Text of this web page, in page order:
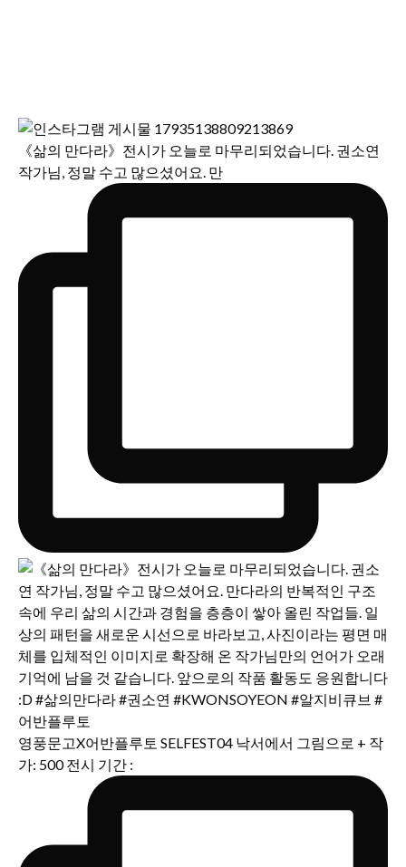
《삶의 만다라》전시가 오늘로 마무리되었습니다. 권소연
작가님, 정말 수고 많으셨어요. 만
영풍문고X어반플루토 SELFEST04 낙서에서 그림으로 + 작
가: 500 전시 기간 :